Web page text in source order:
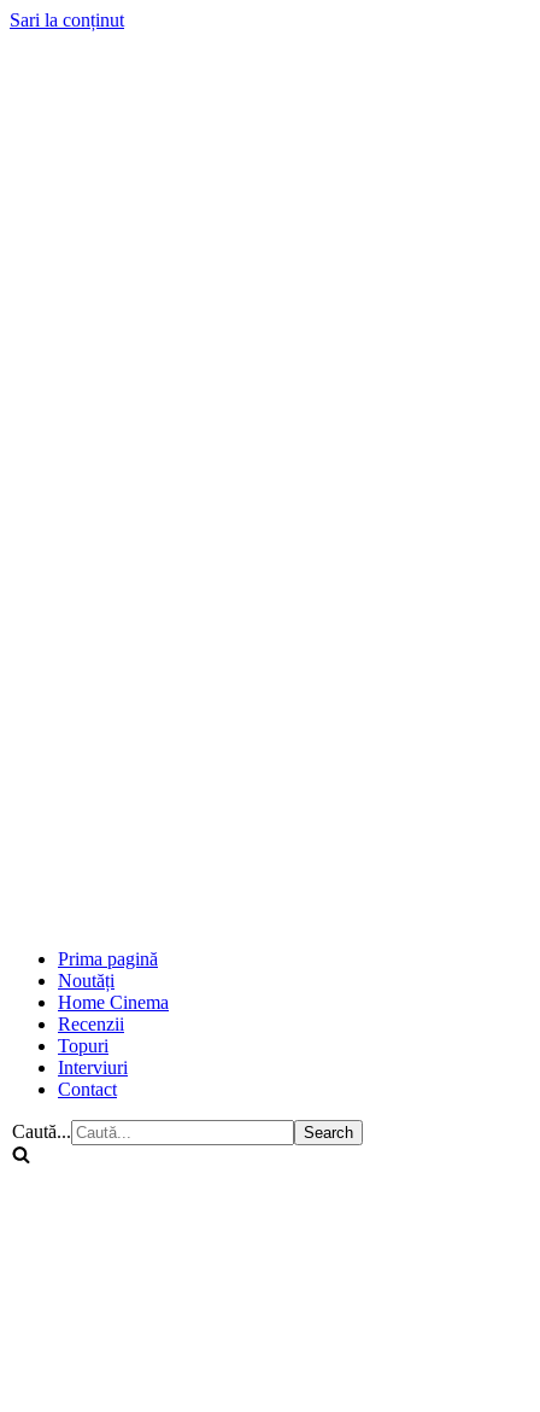
Sari la conținut
Prima pagină
Noutăți
Home Cinema
Recenzii
Topuri
Interviuri
Contact
Caută...